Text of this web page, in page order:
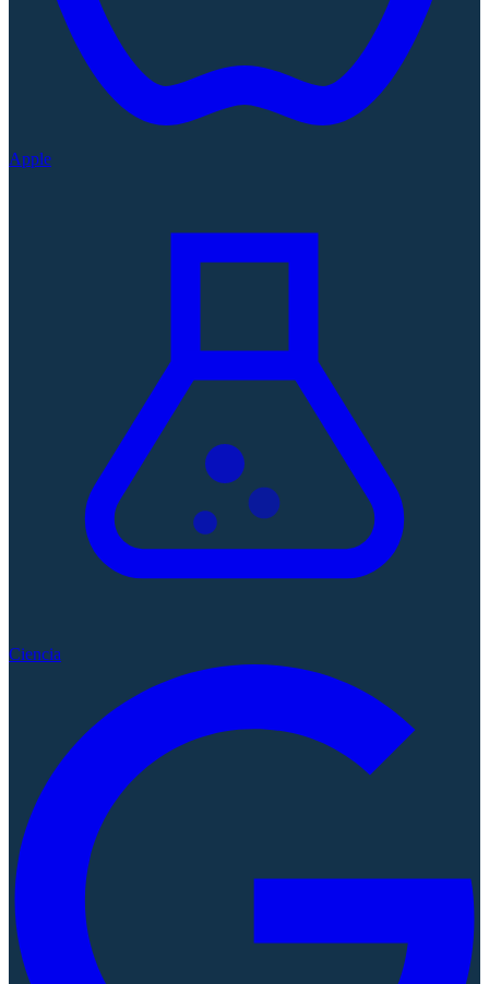
Apple
Ciencia